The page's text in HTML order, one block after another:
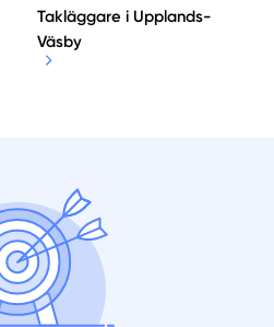
Takläggare i Upplands-
Väsby